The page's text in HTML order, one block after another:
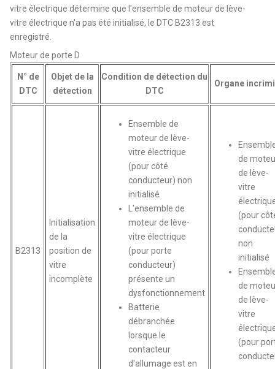
vitre électrique détermine que l'ensemble de moteur de lève-
vitre électrique n'a pas été initialisé, le DTC B2313 est
enregistré.
Moteur de porte D
N° de
DTC
Objet de la
détection
Condition de détection du
DTC
Organe
B2313
Initialisation
de la
position de
vitre
incomplète
Ensemble de
moteur de lève-
vitre électrique
(pour côté
conducteur) non
initialisé
L'ensemble de
moteur de lève-
vitre électrique
(pour porte
conducteur)
présente un
dysfonctionnement
Batterie
débranchée
lorsque le
contacteur
d'allumage est en
de
de lève-
vitre
(pour
non
initialisé
de
de lève-
vitre
(pour